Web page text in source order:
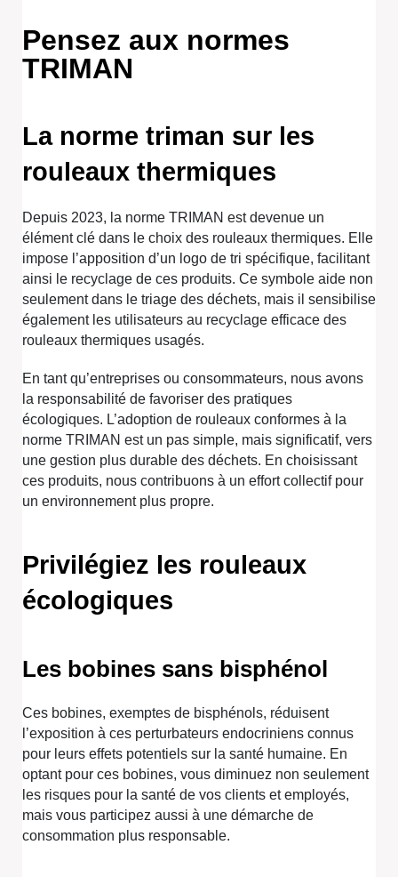
Pensez aux normes
TRIMAN
La norme triman sur les
rouleaux thermiques
Depuis 2023, la norme TRIMAN est devenue un
élément clé dans le choix des rouleaux thermiques. Elle
impose l’apposition d’un logo de tri spécifique, facilitant
ainsi le recyclage de ces produits. Ce symbole aide non
seulement dans le triage des déchets, mais il sensibilise
également les utilisateurs au recyclage efficace des
rouleaux thermiques usagés.
En tant qu’entreprises ou consommateurs, nous avons
la responsabilité de favoriser des pratiques
écologiques. L’adoption de rouleaux conformes à la
norme TRIMAN est un pas simple, mais significatif, vers
une gestion plus durable des déchets. En choisissant
ces produits, nous contribuons à un effort collectif pour
un environnement plus propre.
Privilégiez les rouleaux
écologiques
Les bobines sans bisphénol
Ces bobines, exemptes de bisphénols, réduisent
l’exposition à ces perturbateurs endocriniens connus
pour leurs effets potentiels sur la santé humaine. En
optant pour ces bobines, vous diminuez non seulement
les risques pour la santé de vos clients et employés,
mais vous participez aussi à une démarche de
consommation plus responsable.